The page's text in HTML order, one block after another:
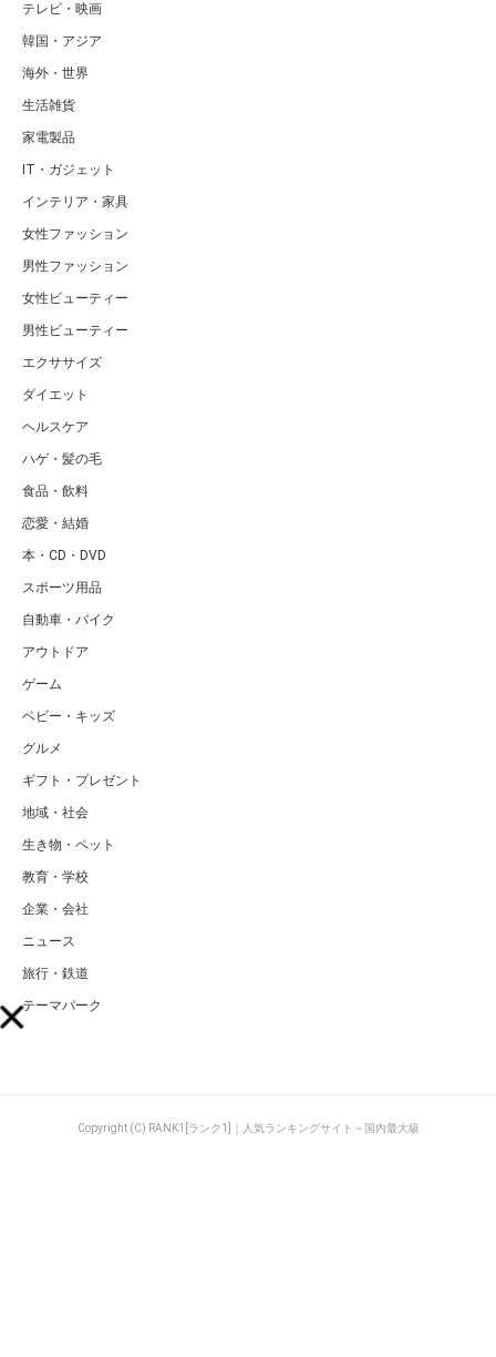
テレビ・映画
韓国・アジア
海外・世界
生活雑貨
家電製品
IT・ガジェット
インテリア・家具
女性ファッション
男性ファッション
女性ビューティー
男性ビューティー
エクササイズ
ダイエット
ヘルスケア
ハゲ・髪の毛
食品・飲料
恋愛・結婚
本・CD・DVD
スポーツ用品
自動車・バイク
アウトドア
ゲーム
ベビー・キッズ
グルメ
ギフト・プレゼント
地域・社会
生き物・ペット
教育・学校
企業・会社
ニュース
旅行・鉄道
テーマパーク
Copyright (C) RANK1[ランク1]｜人気ランキングサイト～国内最大級